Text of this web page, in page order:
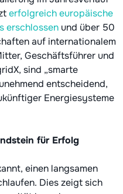
erfolgreich europäische
erschlossen und über 50
auf internationalem
Geschäftsführer und
sind „smarte
entscheidend,
Energiesysteme
für Erfolg
einen langsamen
Dies zeigt sich